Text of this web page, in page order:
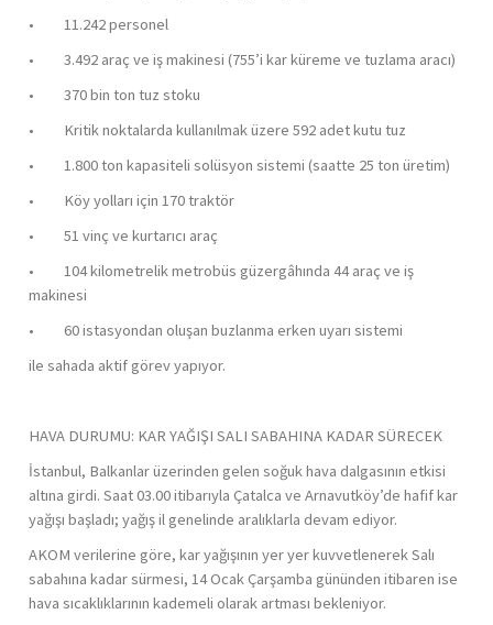
• 11.242 personel
• 3.492 araç ve iş makinesi (755’i kar küreme ve tuzlama aracı)
• 370 bin ton tuz stoku
• Kritik noktalarda kullanılmak üzere 592 adet kutu tuz
• 1.800 ton kapasiteli solüsyon sistemi (saatte 25 ton üretim)
• Köy yolları için 170 traktör
• 51 vinç ve kurtarıcı araç
• 104 kilometrelik metrobüs güzergâhında 44 araç ve iş
makinesi
• 60 istasyondan oluşan buzlanma erken uyarı sistemi
ile sahada aktif görev yapıyor.
HAVA DURUMU: KAR YAĞIŞI SALI SABAHINA KADAR SÜRECEK
İstanbul, Balkanlar üzerinden gelen soğuk hava dalgasının etkisi
altına girdi. Saat 03.00 itibarıyla Çatalca ve Arnavutköy’de hafif kar
yağışı başladı; yağış il genelinde aralıklarla devam ediyor.
AKOM verilerine göre, kar yağışının yer yer kuvvetlenerek Salı
sabahına kadar sürmesi, 14 Ocak Çarşamba gününden itibaren ise
hava sıcaklıklarının kademeli olarak artması bekleniyor.